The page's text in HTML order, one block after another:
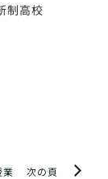
制高校
次の頁
業